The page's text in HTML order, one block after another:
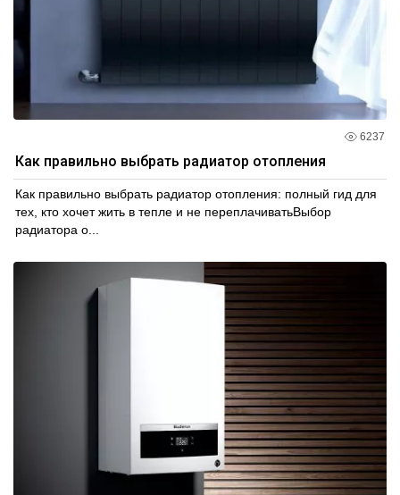
6237
Как правильно выбрать радиатор отопления
Как правильно выбрать радиатор отопления: полный гид для
тех, кто хочет жить в тепле и не переплачиватьВыбор
радиатора о...